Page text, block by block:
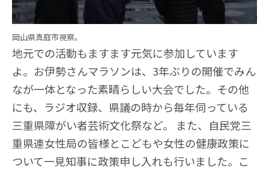
岡山県真庭市視察。
地元での活動もますます元気に参加しています
よ。お伊勢さんマラソンは、3年ぶりの開催でみん
なが一体となった素晴らしい大会でした。その他
にも、ラジオ収録、県議の時から毎年伺っている
三重県障がい者芸術文化祭など。 また、自民党三
重県連女性局の皆様とこどもや女性の健康政策に
ついて一見知事に政策申し入れも行いました。こ